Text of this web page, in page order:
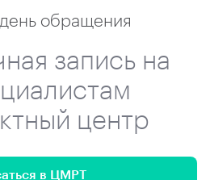
обращения
запись на
центр
в ЦМРТ